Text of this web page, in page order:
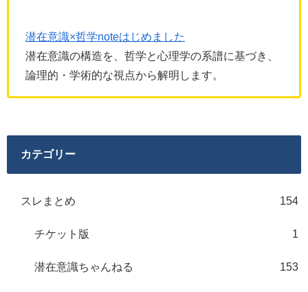
潜在意識×哲学noteはじめました
潜在意識の構造を、哲学と心理学の系譜に基づき、
論理的・学術的な視点から解明します。
カテゴリー
スレまとめ 154
チケット版 1
潜在意識ちゃんねる 153